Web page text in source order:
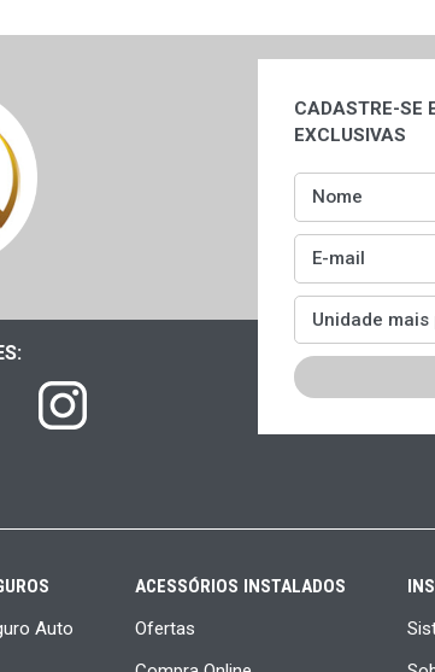
CADASTRE-SE
EXCLUSIVAS
Nome
E-mail
Unidade mais
Auto
ACESSÓRIOS INSTALADOS
Ofertas